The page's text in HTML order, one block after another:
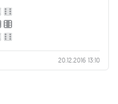
to, że w tą grę możesz
wieczory i to nie
20.12.2016 13:10